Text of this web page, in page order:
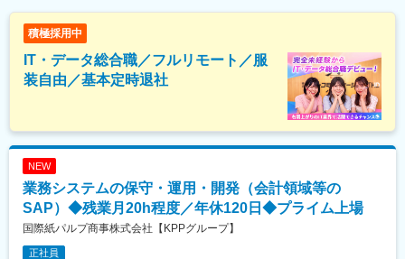
積極採用中
IT・データ総合職／フルリモート／服
装自由／基本定時退社
NEW
業務システムの保守・運用・開発（会計領域等の
SAP）◆残業月20h程度／年休120日◆プライム上場
国際紙パルプ商事株式会社【KPPグループ】
正社員